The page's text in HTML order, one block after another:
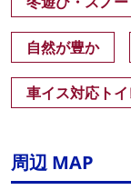
自然が豊か
車イス対応トイ
周辺 MAP